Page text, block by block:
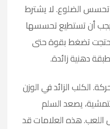
تحسس الضلوع. لا يشترط
يجب أن تستطيع تحسسها
تضغط بقوة حتى
دهنية زائدة.
الكلب الزائد في الوزن
يصعد السلم
اللعب. هذه العلامات قد